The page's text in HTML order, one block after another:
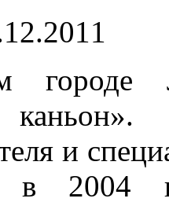
городе
и
2004